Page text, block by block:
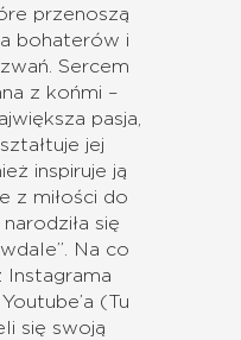
przenoszą
bohaterów i
Sercem
z końmi –
pasja,
jej
inspiruje ją
z miłości do
się
Na co
Instagrama
(Tu
się swoją